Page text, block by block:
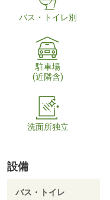
バス・トイレ別
駐車場
(近隣含)
洗面所独立
設備
バス・トイレ